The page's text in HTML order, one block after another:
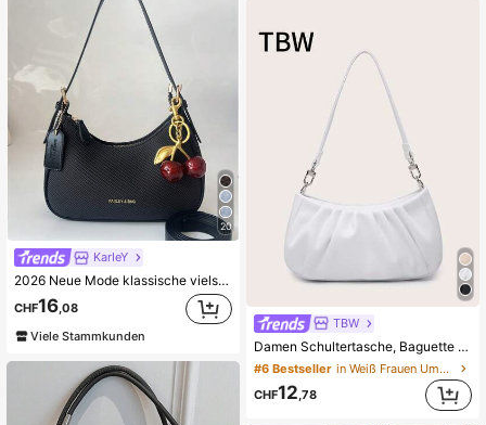
20
KarIeY
2026 Neue Mode klassische vielseitige Buchstaben Grafik Design einfarbige PU Material Umhängetasche, geeignet für Einkaufen, Y2K Unterarmtasche, Trendtasche für Mädchen
CHF16,08
Viele Stammkunden
TBW
Damen Schultertasche, Baguette Tasche, PU-Stoff mit Falten, multifunktionale Vorderseite mit Kettenverzierung, minimalistisch und vielseitig, geeignet für Pendeln, Einkaufen und Ausflüge.
#6 Bestseller
in Weiß Frauen Umhängetaschen
CHF12 ,78